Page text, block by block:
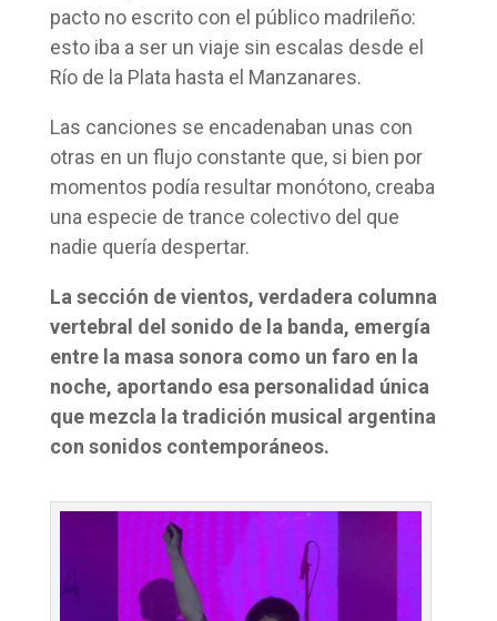
pacto no escrito con el público madrileño:
esto iba a ser un viaje sin escalas desde el
Río de la Plata hasta el Manzanares.
Las canciones se encadenaban unas con
otras en un flujo constante que, si bien por
momentos podía resultar monótono, creaba
una especie de trance colectivo del que
nadie quería despertar.
La sección de vientos, verdadera columna
vertebral del sonido de la banda, emergía
entre la masa sonora como un faro en la
noche, aportando esa personalidad única
que mezcla la tradición musical argentina
con sonidos contemporáneos.